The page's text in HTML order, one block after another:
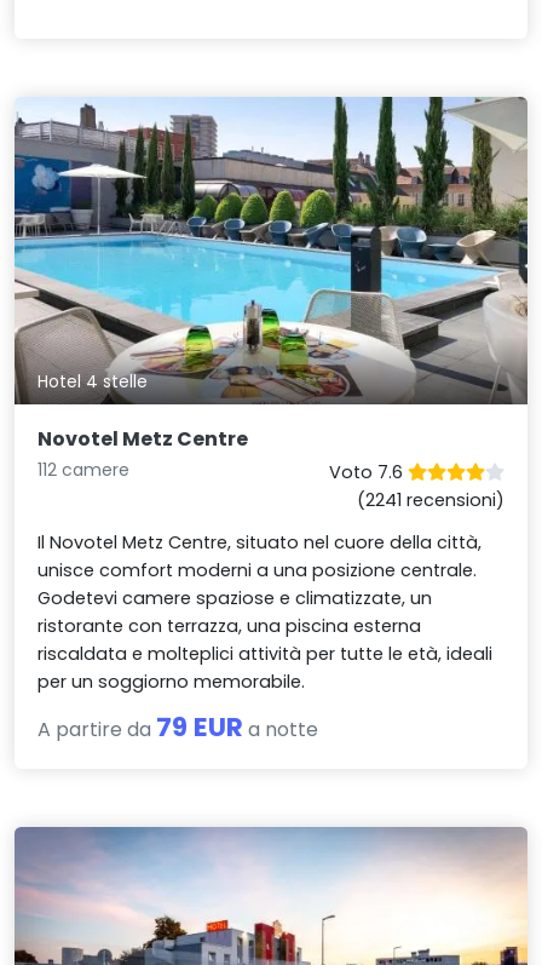
Hotel 4 stelle
Novotel Metz Centre
112 camere
Voto 7.6
(2241 recensioni)
Il Novotel Metz Centre, situato nel cuore della città,
unisce comfort moderni a una posizione centrale.
Godetevi camere spaziose e climatizzate, un
ristorante con terrazza, una piscina esterna
riscaldata e molteplici attività per tutte le età, ideali
per un soggiorno memorabile.
A partire da 79 EUR a notte